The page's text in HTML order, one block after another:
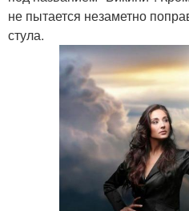
не пытается незаметно
стула.